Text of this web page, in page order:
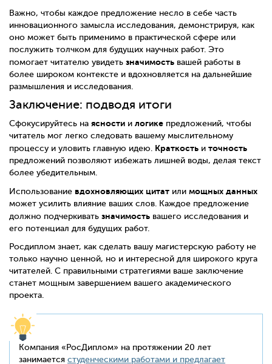
Важно, чтобы каждое предложение несло в себе часть
инновационного замысла исследования, демонстрируя, как
оно может быть применимо в практической сфере или
послужить толчком для будущих научных работ. Это
помогает читателю увидеть значимость вашей работы в
более широком контексте и вдохновляется на дальнейшие
размышления и исследования.
Заключение: подводя итоги
Сфокусируйтесь на ясности и логике предложений, чтобы
читатель мог легко следовать вашему мыслительному
процессу и уловить главную идею. Краткость и точность
предложений позволяют избежать лишней воды, делая текст
более убедительным.
Использование вдохновляющих цитат или мощных данных
может усилить влияние ваших слов. Каждое предложение
должно подчеркивать значимость вашего исследования и
его потенциал для будущих работ.
Росдиплом знает, как сделать вашу магистерскую работу не
только научно ценной, но и интересной для широкого круга
читателей. С правильными стратегиями ваше заключение
станет мощным завершением вашего академического
проекта.
Компания «РосДиплом» на протяжении 20 лет
занимается студенческими работами и предлагает